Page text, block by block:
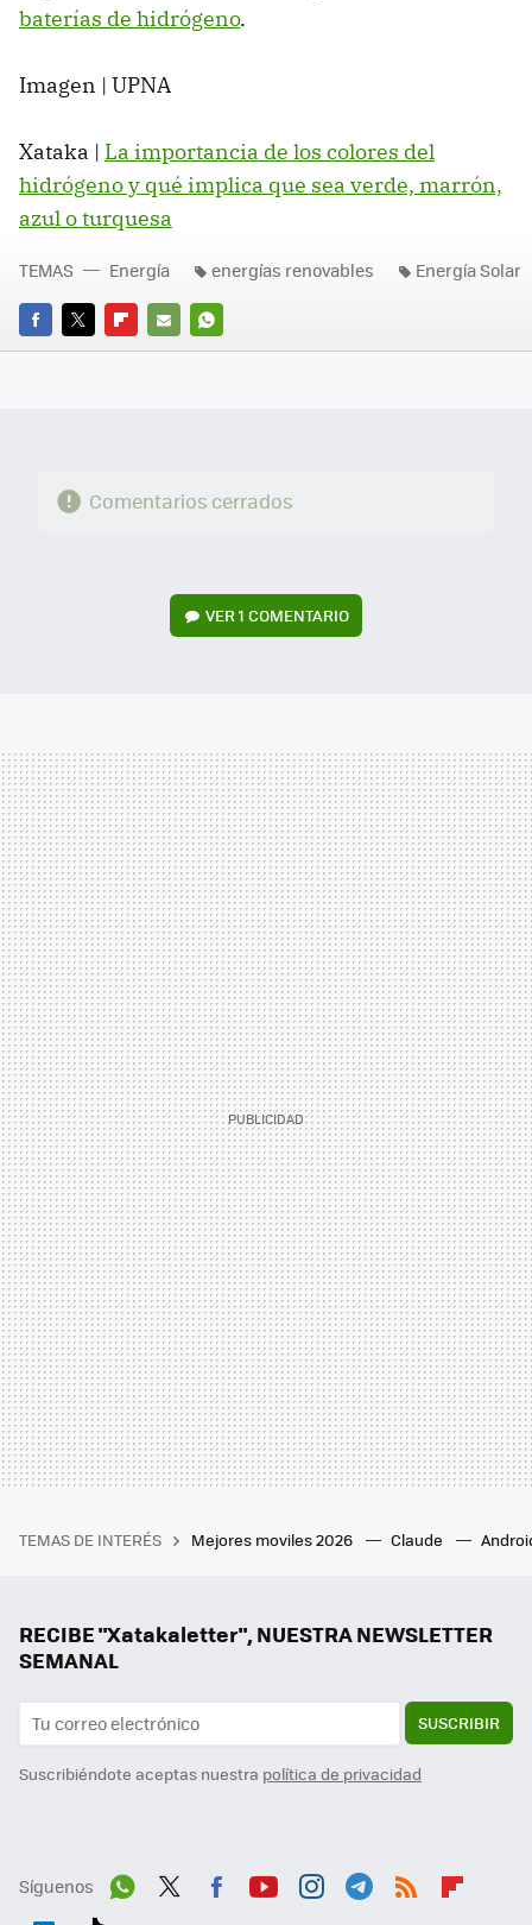
baterías de hidrógeno.
Imagen | UPNA
Xataka | La importancia de los colores del
hidrógeno y qué implica que sea verde, marrón,
azul o turquesa
FACEBOOK
TWITTERFLIPBOARD
E-
WHATSAPP
TEMAS Energía energías renovables Energía Solar
Comentarios cerrados
VER1 COMENTARIO
TEMAS DE INTERÉS Mejores moviles 2026 Claude
RECIBE "Xatakaletter", NUESTRA NEWSLETTER
SEMANAL
SUSCRIBIR
Suscribiéndote aceptas nuestra política de privacidad
Síguenos